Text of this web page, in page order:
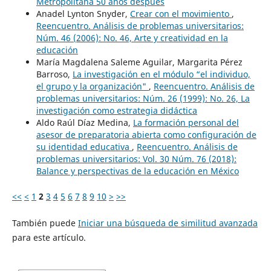
Anadel Lynton Snyder, Crear con el movimiento ,
Reencuentro. Análisis de problemas universitarios:
Núm. 46 (2006): No. 46, Arte y creatividad en la
educación
María Magdalena Saleme Aguilar, Margarita Pérez
Barroso, La investigación en el módulo “el individuo,
el grupo y la organización" , Reencuentro. Análisis de
problemas universitarios: Núm. 26 (1999): No. 26, La
investigación como estrategia didáctica
Aldo Raúl Díaz Medina, La formación personal del
asesor de preparatoria abierta como configuración de
su identidad educativa , Reencuentro. Análisis de
problemas universitarios: Vol. 30 Núm. 76 (2018):
Balance y perspectivas de la educación en México
<< < 1 2 3 4 5 6 7 8 9 10 > >>
También puede Iniciar una búsqueda de similitud avanzada
para este artículo.